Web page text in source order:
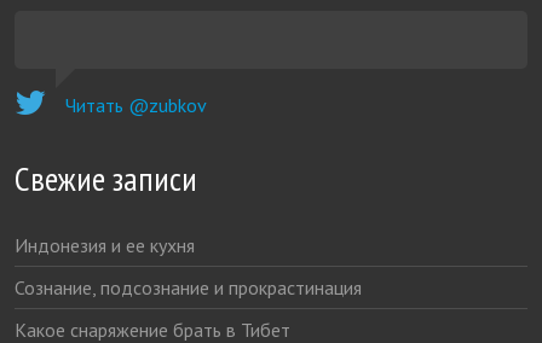
Читать @zubkov
Свежие записи
Индонезия и ее кухня
Сознание, подсознание и прокрастинация
Какое снаряжение брать в Тибет